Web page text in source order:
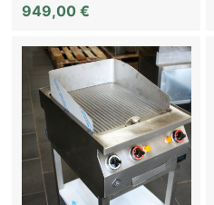
949,00 €